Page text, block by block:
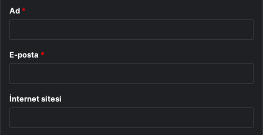
Ad *
E-posta *
İnternet sitesi